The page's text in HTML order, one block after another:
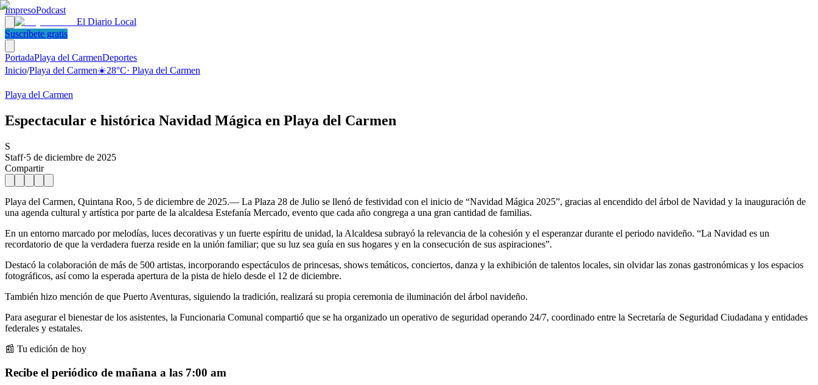
ImpresoPodcast
El Diario Local
Suscríbete gratis
PortadaPlaya del CarmenDeportes
Inicio/Playa del Carmen☀️28°C· Playa del Carmen
Playa del Carmen
Espectacular e histórica Navidad Mágica en Playa del Carmen
S
Staff·5 de diciembre de 2025
Compartir
Playa del Carmen, Quintana Roo, 5 de diciembre de 2025.— La Plaza 28 de Julio se llenó de festividad con el inicio de “Navidad Mágica 2025”, gracias al encendido del árbol de Navidad y la inauguración de
una agenda cultural y artística por parte de la alcaldesa Estefanía Mercado, evento que cada año congrega a una gran cantidad de familias.
En un entorno marcado por melodías, luces decorativas y un fuerte espíritu de unidad, la Alcaldesa subrayó la relevancia de la cohesión y el esperanzar durante el periodo navideño. “La Navidad es un
recordatorio de que la verdadera fuerza reside en la unión familiar; que su luz sea guía en sus hogares y en la consecución de sus aspiraciones”.
Destacó la colaboración de más de 500 artistas, incorporando espectáculos de princesas, shows temáticos, conciertos, danza y la exhibición de talentos locales, sin olvidar las zonas gastronómicas y los espacios
fotográficos, así como la esperada apertura de la pista de hielo desde el 12 de diciembre.
También hizo mención de que Puerto Aventuras, siguiendo la tradición, realizará su propia ceremonia de iluminación del árbol navideño.
Para asegurar el bienestar de los asistentes, la Funcionaria Comunal compartió que se ha organizado un operativo de seguridad operando 24/7, coordinado entre la Secretaría de Seguridad Ciudadana y entidades
federales y estatales.
📰 Tu edición de hoy
Recibe el periódico de mañana a las 7:00 am